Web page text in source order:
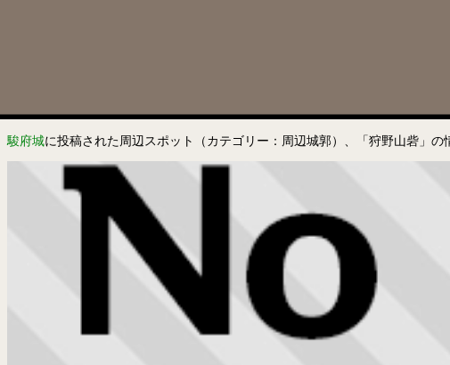
駿府城に投稿された周辺スポット（カテゴリー：周辺城郭）、「狩野山砦」の